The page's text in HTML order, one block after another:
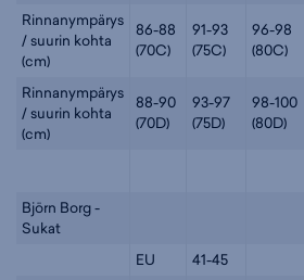
Rinnanympärys
/ suurin kohta
(cm)
86-88
(70C)
91-93
(75C)
96-98
(80C)
Rinnanympärys
/ suurin kohta
(cm)
88-90
(70D)
93-97
(75D)
98-100
(80D)
Björn Borg -
Sukat
EU
41-45